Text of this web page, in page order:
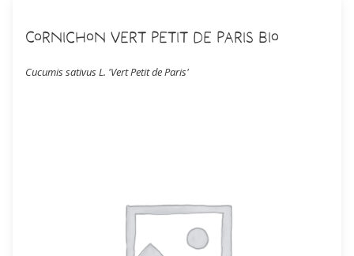
Cornichon Vert Petit de Paris Bio
Cucumis sativus L. 'Vert Petit de Paris'